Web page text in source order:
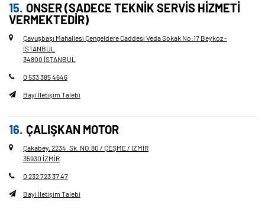
ONSER (SADECE TEKNIK SERVIS HIZMETI
VERMEKTEDIR)
Çavuşbaşı Mahallesi Çengeldere Caddesi Veda Sokak No:17 Beykoz -
İSTANBUL
34800 İSTANBUL
0 533 385 4646
Bayi İletişim Talebi
ÇALIŞKAN MOTOR
Çakabey, 2234. Sk. NO:80 / ÇEŞME / İZMİR
35930 İZMİR
0 232 723 37 47
Bayi İletişim Talebi